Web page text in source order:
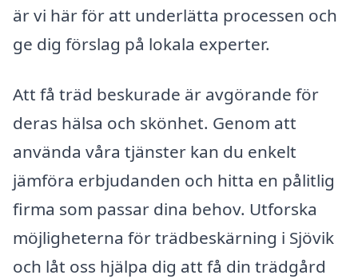
är vi här för att underlätta processen och
ge dig förslag på lokala experter.
Att få träd beskurade är avgörande för
deras hälsa och skönhet. Genom att
använda våra tjänster kan du enkelt
jämföra erbjudanden och hitta en pålitlig
firma som passar dina behov. Utforska
möjligheterna för trädbeskärning i Sjövik
och låt oss hjälpa dig att få din trädgård